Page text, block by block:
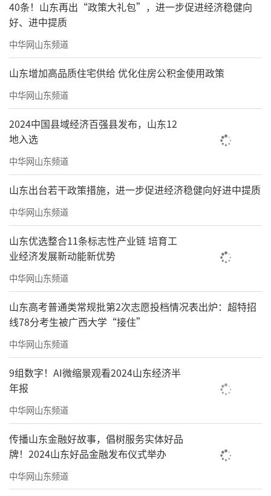
40条！山东再出“政策大礼包”，进一步促进经济稳健向
好、进中提质
中华网山东频道
山东增加高品质住宅供给 优化住房公积金使用政策
中华网山东频道
2024中国县域经济百强县发布，山东12
地入选
中华网山东频道
山东出台若干政策措施，进一步促进经济稳健向好进中提质
中华网山东频道
山东优选整合11条标志性产业链 培育工
业经济发展新动能新优势
中华网山东频道
山东高考普通类常规批第2次志愿投档情况表出炉：超特招
线78分考生被广西大学“接住”
中华网山东频道
9组数字！AI微缩景观看2024山东经济半
年报
中华网山东频道
传播山东金融好故事，倡树服务实体好品
牌！2024山东好品金融发布仪式举办
中华网山东频道